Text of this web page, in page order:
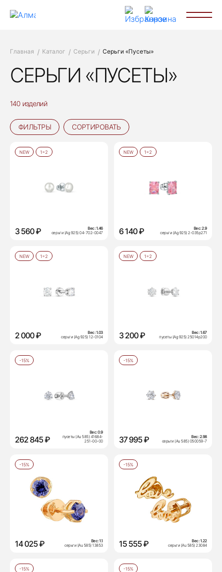
Главная Каталог Серьги Серьги «Пусеты»
СЕРЬГИ «ПУСЕТЫ»
140 изделий
ФИЛЬТРЫ СОРТИРОВАТЬ
NEW 1=2
3 560 ₽ Вес:1.46
серьги (Ag 925) 04-702-0047
NEW 1=2
6 140 ₽ Вес:2.9
серьги (Ag 925) 2-035р271
NEW 1=2
2 000 ₽ Вес:1.03
серьги (Ag 925) 12-0104
NEW 1=2
3 200 ₽ Вес:1.67
пусеты (Ag 925) 25014р200
-15%
262 845 ₽
Вес:0.9
пусеты (Au 585) 41684-
251-00-00
-15%
37 995 ₽ Вес:2.98
серьги (Au 585) 050059-7
-15%
14 025 ₽ Вес:1.1
серьги (Au 585) 13853
-15%
15 555 ₽ Вес:1.22
серьги (Au 585) 23084
-15% -15%